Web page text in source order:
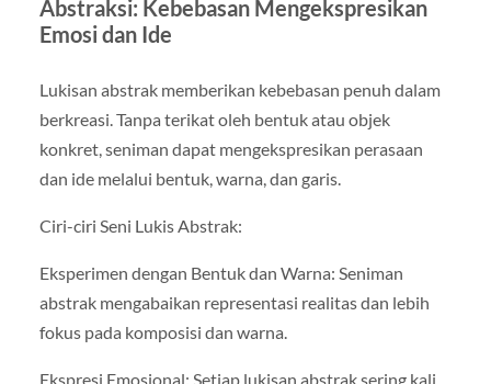
Abstraksi: Kebebasan Mengekspresikan
Emosi dan Ide
Lukisan abstrak memberikan kebebasan penuh dalam
berkreasi. Tanpa terikat oleh bentuk atau objek
konkret, seniman dapat mengekspresikan perasaan
dan ide melalui bentuk, warna, dan garis.
Ciri-ciri Seni Lukis Abstrak:
Eksperimen dengan Bentuk dan Warna: Seniman
abstrak mengabaikan representasi realitas dan lebih
fokus pada komposisi dan warna.
Ekspresi Emosional: Setiap lukisan abstrak sering kali